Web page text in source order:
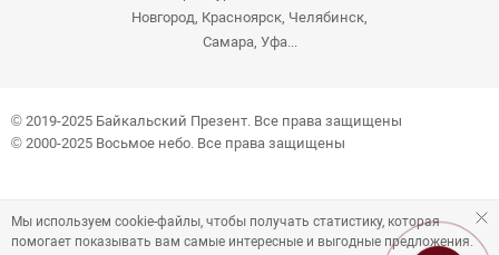
Новгород, Красноярск, Челябинск,
Самара, Уфа...
© 2019-2025 Байкальский Презент. Все права защищены
© 2000-2025 Восьмое небо. Все права защищены
Мы используем cookie-файлы, чтобы получать статистику, которая
помогает показывать вам самые интересные и выгодные предложения.